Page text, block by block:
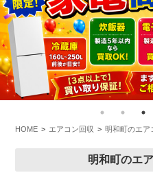
HOME エアコン回収 明和町のエア
明和町のエ